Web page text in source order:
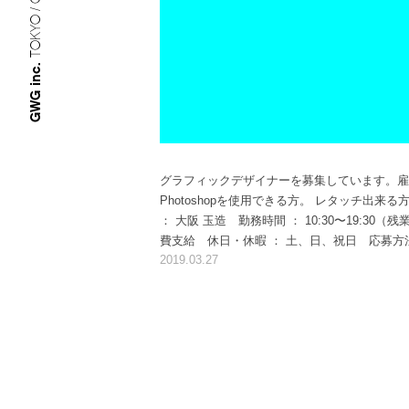
GWG inc.
グラフィックデザイナーを募集しています。
Photoshopを使用できる方。 レタッチ出来
： 大阪 玉造 勤務時間 ： 10:30〜19:30（残
費支給 休日・休暇 ： 土、日、祝日 応募方
2019.03.27